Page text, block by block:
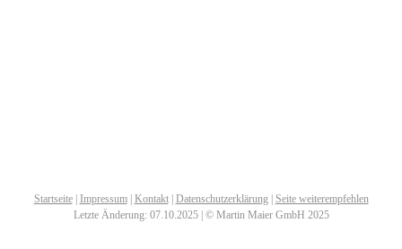
Startseite| Impressum| Kontakt| Datenschutzerklärung|
Seite weiterempfehlen
Letzte Änderung: 07.10.2025 | © Martin Maier GmbH 2025